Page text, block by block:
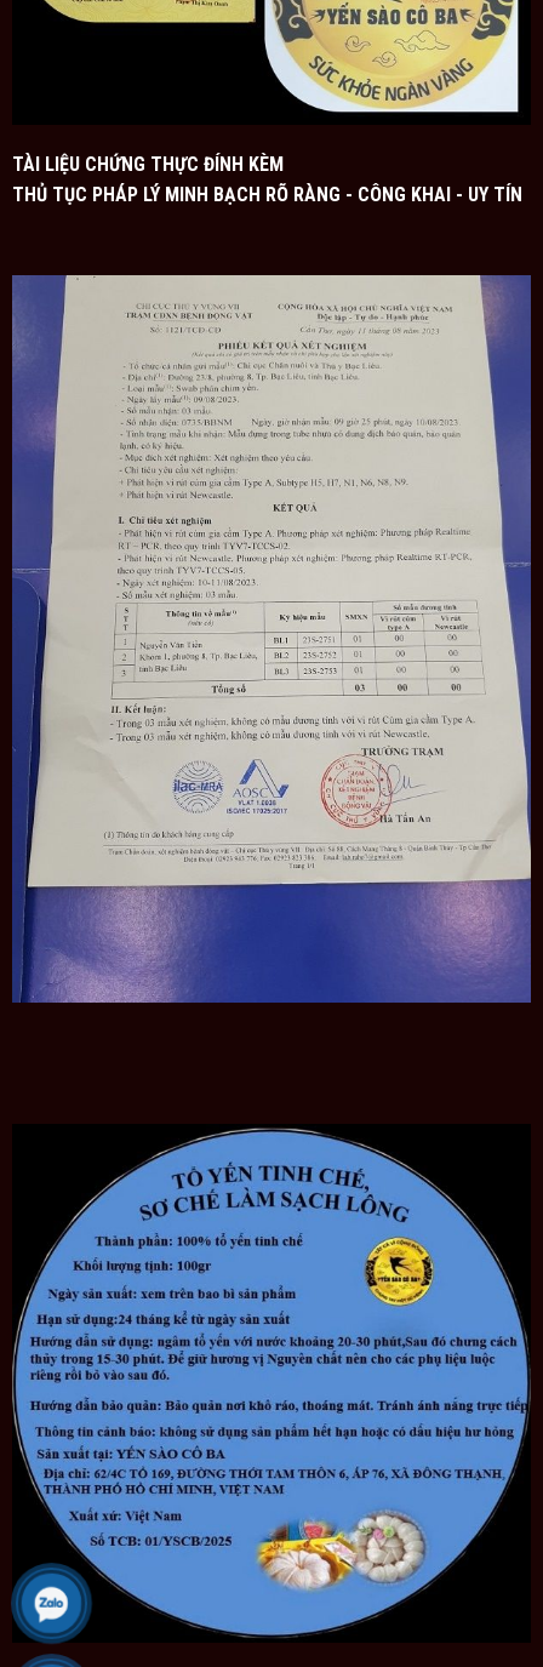
TÀI LIỆU CHỨNG THỰC ĐÍNH KÈM
THỦ TỤC PHÁP LÝ MINH BẠCH RÕ RÀNG - CÔNG KHAI - UY TÍN